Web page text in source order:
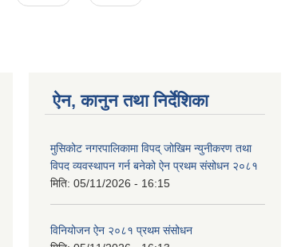
ऐन, कानुन तथा निर्देशिका
मुसिकोट नगरपालिकामा विपद् जोखिम न्युनीकरण तथा
विपद व्यवस्थापन गर्न बनेको ऐन प्रथम संसोधन २०८१
मिति: 05/11/2026 - 16:15
विनियोजन ऐन २०८१ प्रथम संसोधन